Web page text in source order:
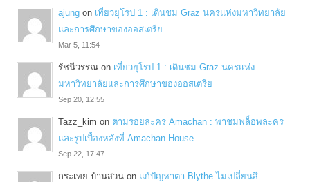
ajung on เที่ยวยุโรป 1 : เดินชม Graz นครแห่งมหาวิทยาลัย
และการศึกษาของออสเตรีย
Mar 5, 11:54
รัชนีวรรณ on เที่ยวยุโรป 1 : เดินชม Graz นครแห่ง
มหาวิทยาลัยและการศึกษาของออสเตรีย
Sep 20, 12:55
Tazz_kim on ตามรอยละคร Amachan : พาชมพล็อพละคร
และรูปเบื้องหลังที่ Amachan House
Sep 22, 17:47
กระเทย บ้านสวน on แก้ปัญหาตา Blythe ไม่เปลี่ยนสี